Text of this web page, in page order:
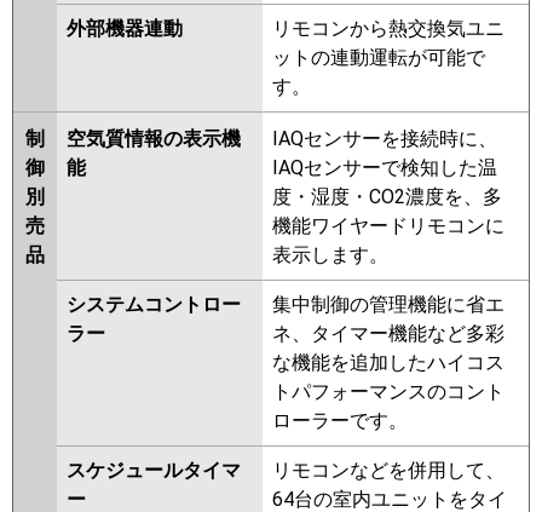
外部機器連動
リモコンから熱交換気ユニ
ットの連動運転が可能で
す。
制
御
別
売
品
空気質情報の表示機
能
IAQセンサーを接続時に、
IAQセンサーで検知した温
度・湿度・CO2濃度を、多
機能ワイヤードリモコンに
表示します。
システムコントロー
ラー
集中制御の管理機能に省エ
ネ、タイマー機能など多彩
な機能を追加したハイコス
トパフォーマンスのコント
ローラーです。
スケジュールタイマ
ー
リモコンなどを併用して、
64台の室内ユニットをタイ